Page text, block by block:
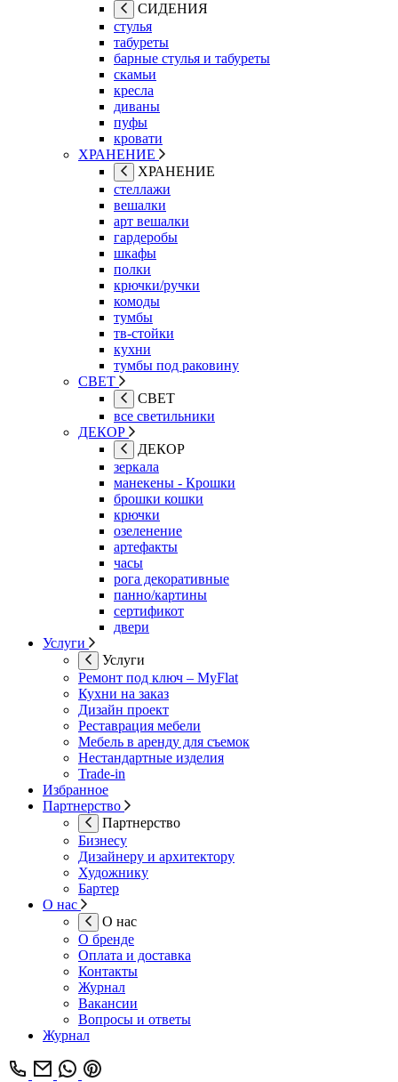
СИДЕНИЯ
стулья
табуреты
барные стулья и табуреты
скамьи
кресла
диваны
пуфы
кровати
ХРАНЕНИЕ
ХРАНЕНИЕ
стеллажи
вешалки
арт вешалки
гардеробы
шкафы
полки
крючки/ручки
комоды
тумбы
тв-стойки
кухни
тумбы под раковину
СВЕТ
СВЕТ
все светильники
ДЕКОР
ДЕКОР
зеркала
манекены - Крошки
брошки кошки
крючки
озеленение
артефакты
часы
рога декоративные
панно/картины
сертификот
двери
Услуги
Услуги
Ремонт под ключ – MyFlat
Кухни на заказ
Дизайн проект
Реставрация мебели
Мебель в аренду для съемок
Нестандартные изделия
Trade-in
Избранное
Партнерство
Партнерство
Бизнесу
Дизайнеру и архитектору
Художнику
Бартер
О нас
О нас
О бренде
Оплата и доставка
Контакты
Журнал
Вакансии
Вопросы и ответы
Журнал